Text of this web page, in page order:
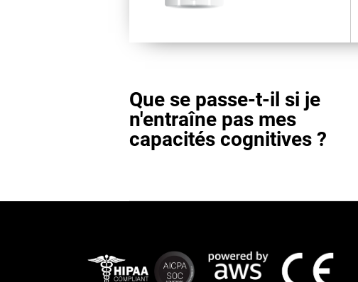
Que se passe-t-il si je
n'entraîne pas mes
capacités cognitives ?